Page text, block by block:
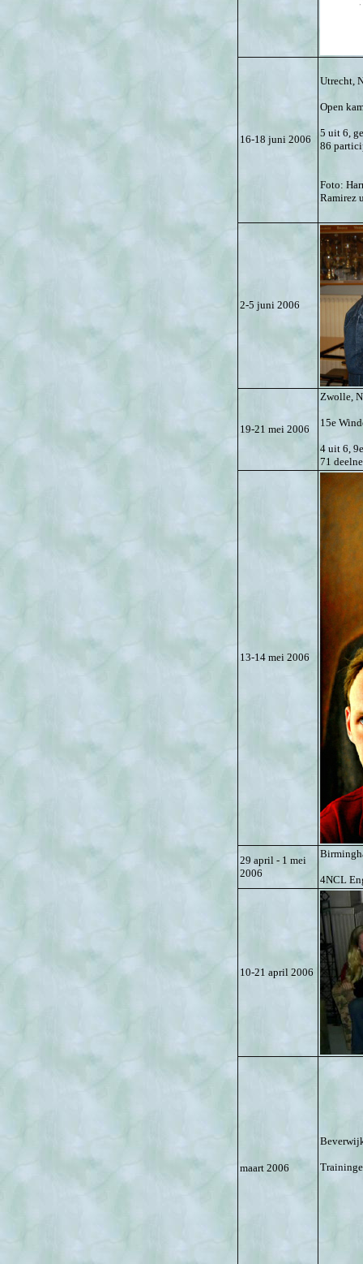
16-18 juni 2006
Utrecht,
Open
5 uit 6,
86
Foto:
Ramirez
2-5 juni 2006
19-21 mei 2006
Zwolle,
15e
4 uit 6,
71
13-14 mei 2006
29 april - 1 mei
2006
4NCL
10-21 april 2006
maart 2006